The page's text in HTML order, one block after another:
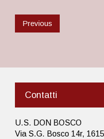
Previous
Contatti
U.S. DON BOSCO
Via S.G. Bosco 14r,